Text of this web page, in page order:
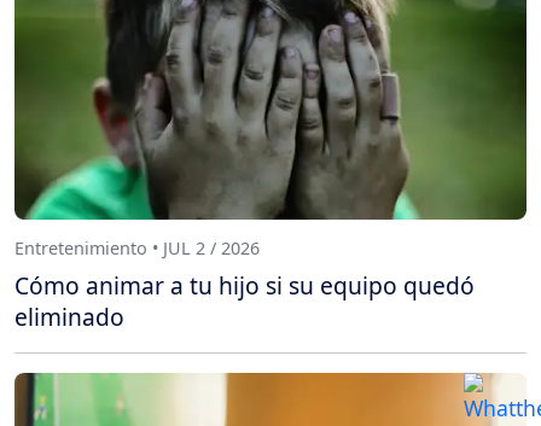
Entretenimiento • JUL 2 / 2026
Cómo animar a tu hijo si su equipo quedó
eliminado